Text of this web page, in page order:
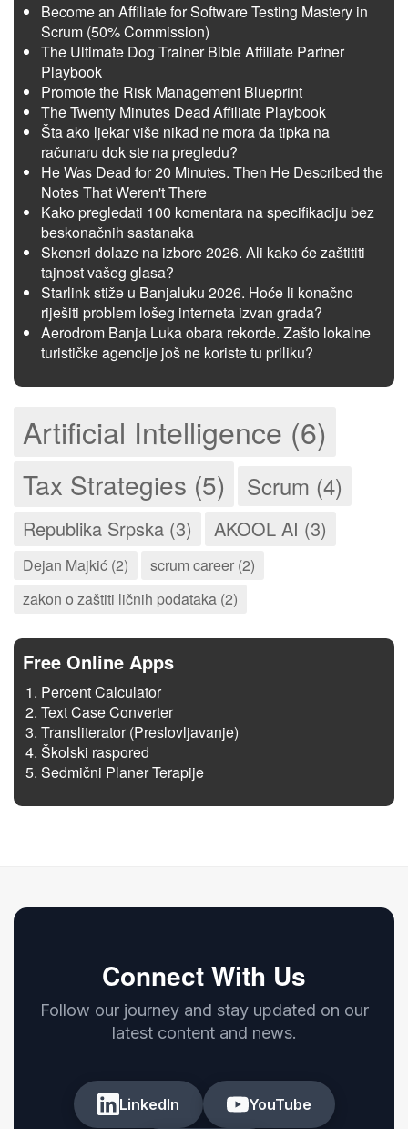
Become an Affiliate for Software Testing Mastery in
Scrum (50% Commission)
The Ultimate Dog Trainer Bible Affiliate Partner
Playbook
Promote the Risk Management Blueprint
The Twenty Minutes Dead Affiliate Playbook
Šta ako ljekar više nikad ne mora da tipka na
računaru dok ste na pregledu?
He Was Dead for 20 Minutes. Then He Described the
Notes That Weren't There
Kako pregledati 100 komentara na specifikaciju bez
beskonačnih sastanaka
Skeneri dolaze na izbore 2026. Ali kako će zaštititi
tajnost vašeg glasa?
Starlink stiže u Banjaluku 2026. Hoće li konačno
riješiti problem lošeg interneta izvan grada?
Aerodrom Banja Luka obara rekorde. Zašto lokalne
turističke agencije još ne koriste tu priliku?
Artificial Intelligence (6)
Tax Strategies (5) Scrum (4)
Republika Srpska (3) AKOOL AI (3)
Dejan Majkić (2)
scrum career (2)
zakon o zaštiti ličnih podataka (2)
Free Online Apps
Percent Calculator
Text Case Converter
Transliterator (Preslovljavanje)
Školski raspored
Sedmični Planer Terapije
Connect With Us
Follow our journey and stay updated on our
latest content and news.
LinkedIn YouTube